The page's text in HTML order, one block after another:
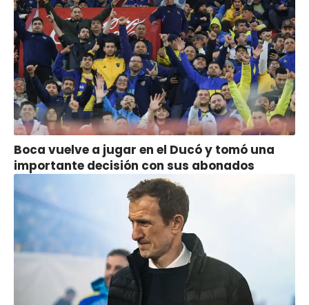
Boca vuelve a jugar en el Ducó y tomó una
importante decisión con sus abonados